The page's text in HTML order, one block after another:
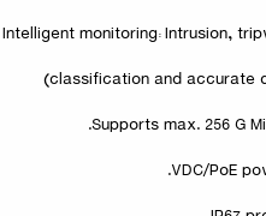
classification and accurate